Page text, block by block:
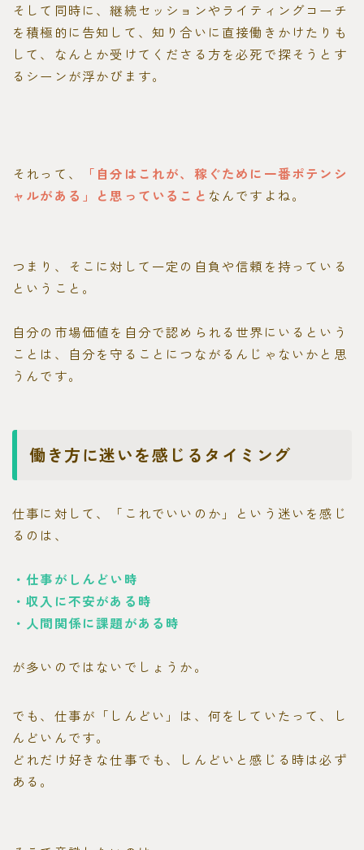
そして同時に、継続セッションやライティングコーチ
を積極的に告知して、知り合いに直接働きかけたりも
して、なんとか受けてくださる方を必死で探そうとす
るシーンが浮かびます。
それって、
「自分はこれが、稼ぐために一番ポテンシ
ャルがある」と思っていること なんですよね。
つまり、そこに対して一定の自負や信頼を持っている
ということ。
自分の市場価値を自分で認められる世界にいるという
ことは、自分を守ることにつながるんじゃないかと思
うんです。
働き方に迷いを感じるタイミング
仕事に対して、「これでいいのか」という迷いを感じ
るのは、
・仕事がしんどい時
・収入に不安がある時
・人間関係に課題がある時
が多いのではないでしょうか。
でも、仕事が「しんどい」は、何をしていたって、し
んどいんです。
どれだけ好きな仕事でも、しんどいと感じる時は必ず
ある。